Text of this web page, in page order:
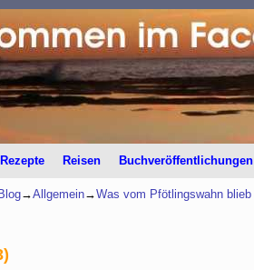
Inhalt wechseln
Rezepte Reisen Buchveröffentlichungen
→Allgemein→Was vom Pfötlingswahn blieb